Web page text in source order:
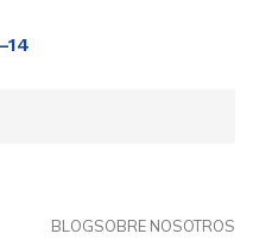
BLOGSOBRE NOSOTROS